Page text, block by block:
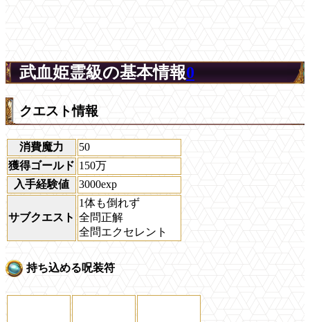
武血姫霊級の基本情報0
クエスト情報
消費魔力
50
獲得ゴールド 150万
入手経験値
3000exp
サブクエスト
1体も倒れず
全問正解
全問エクセレント
持ち込める呪装符